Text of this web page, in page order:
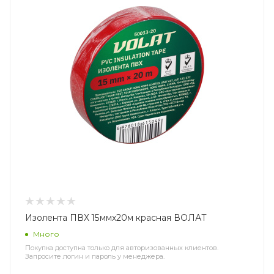
Изолента ПВХ 15ммх20м красная ВОЛАТ
Много
Покупка доступна только для авторизованных клиентов.
Запросите логин и пароль у менеджера.